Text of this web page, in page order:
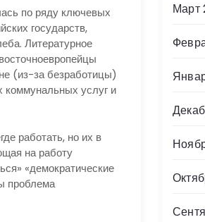
по ряду ключевых
государств,
Литературное
(из-за безработицы)
коммунальных услуг и
работать, но их в
на работу
«демократические
проблема
Март